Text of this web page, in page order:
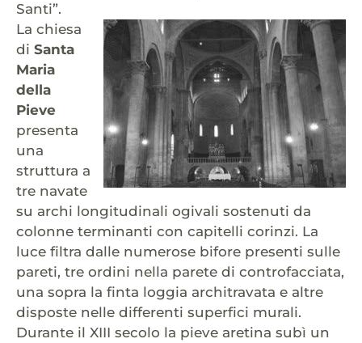
Santi”.
La chiesa
di Santa
Maria
della
Pieve
presenta
una
struttura a
tre navate
su archi longitudinali ogivali sostenuti da
colonne terminanti con capitelli corinzi. La
luce filtra dalle numerose bifore presenti sulle
pareti, tre ordini nella parete di controfacciata,
una sopra la finta loggia architravata e altre
disposte nelle differenti superfici murali.
Durante il XIII secolo la pieve aretina subì un